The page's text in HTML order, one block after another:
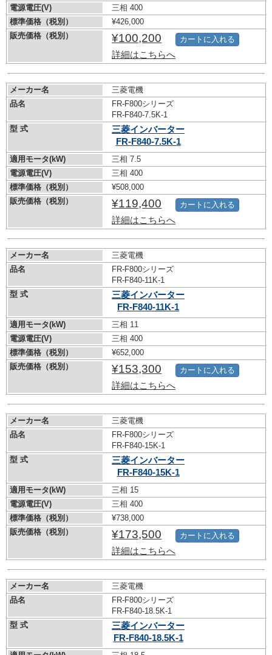
電源電圧(V)
三相 400
標準価格（税別）
¥426,000
販売価格（税別）
¥100,200
詳細はこちらへ
カートに入れる
メーカー名
三菱電機
品名
FR-F800シリーズ
FR-F840-7.5K-1
型 式
三菱インバーター
FR-F840-7.5K-1
適用モータ(kW)
三相 7.5
電源電圧(V)
三相 400
標準価格（税別）
¥508,000
販売価格（税別）
¥119,400
詳細はこちらへ
カートに入れる
メーカー名
三菱電機
品名
FR-F800シリーズ
FR-F840-11K-1
型 式
三菱インバーター
FR-F840-11K-1
適用モータ(kW)
三相 11
電源電圧(V)
三相 400
標準価格（税別）
¥652,000
販売価格（税別）
¥153,300
詳細はこちらへ
カートに入れる
メーカー名
三菱電機
品名
FR-F800シリーズ
FR-F840-15K-1
型 式
三菱インバーター
FR-F840-15K-1
適用モータ(kW)
三相 15
電源電圧(V)
三相 400
標準価格（税別）
¥738,000
販売価格（税別）
¥173,500
詳細はこちらへ
カートに入れる
メーカー名
三菱電機
品名
FR-F800シリーズ
FR-F840-18.5K-1
型 式
三菱インバーター
FR-F840-18.5K-1